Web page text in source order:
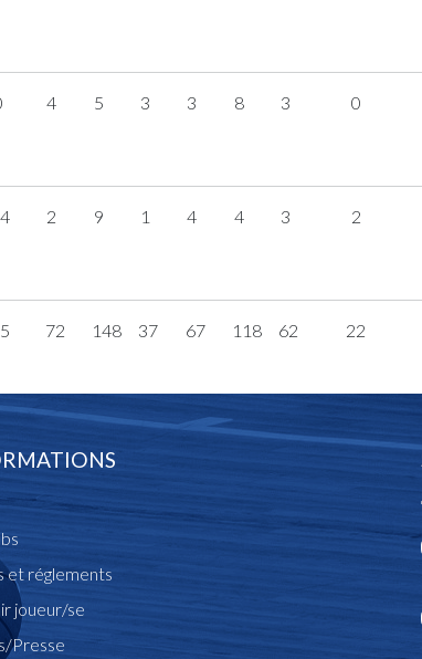
4 5 3 3 8 3 0
2 9 1 4 4 3 2
72 148 37 67 118 62 22
et réglements
joueur/se
Presse